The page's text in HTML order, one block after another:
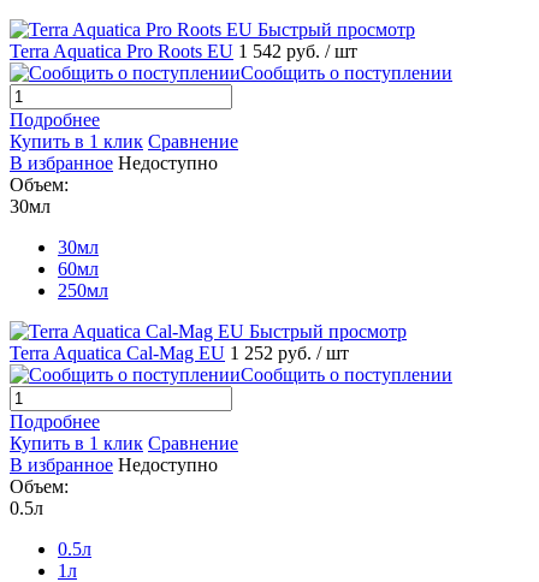
Быстрый просмотр
Terra Aquatica Pro Roots EU 1 542 руб. / шт
Сообщить о поступлении
Подробнее
Купить в 1 клик Сравнение
В избранное Недоступно
Объем:
30мл
30мл
60мл
250мл
Быстрый просмотр
Terra Aquatica Cal-Mag EU 1 252 руб. / шт
Сообщить о поступлении
Подробнее
Купить в 1 клик Сравнение
В избранное Недоступно
Объем:
0.5л
0.5л
1л